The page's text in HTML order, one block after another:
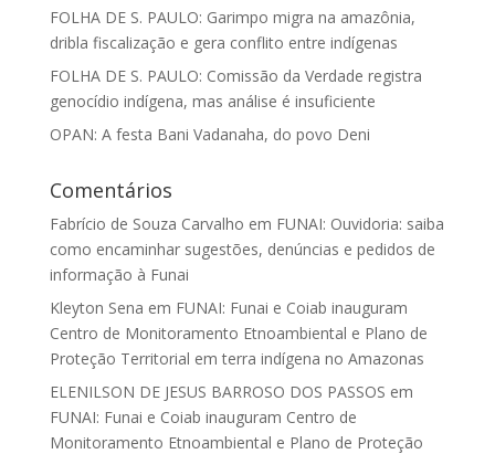
FOLHA DE S. PAULO: Garimpo migra na amazônia,
dribla fiscalização e gera conflito entre indígenas
FOLHA DE S. PAULO: Comissão da Verdade registra
genocídio indígena, mas análise é insuficiente
OPAN: A festa Bani Vadanaha, do povo Deni
Comentários
Fabrício de Souza Carvalho em FUNAI: Ouvidoria: saiba
como encaminhar sugestões, denúncias e pedidos de
informação à Funai
Kleyton Sena em FUNAI: Funai e Coiab inauguram
Centro de Monitoramento Etnoambiental e Plano de
Proteção Territorial em terra indígena no Amazonas
ELENILSON DE JESUS BARROSO DOS PASSOS em
FUNAI: Funai e Coiab inauguram Centro de
Monitoramento Etnoambiental e Plano de Proteção